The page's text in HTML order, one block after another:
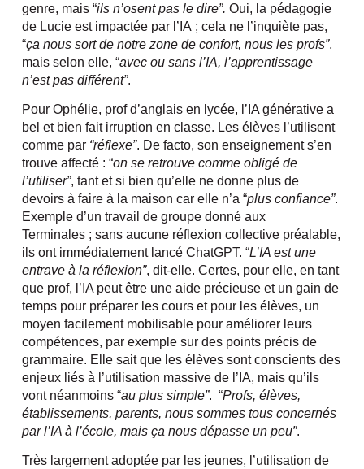
genre, mais “ils n’osent pas le dire”. Oui, la pédagogie
de Lucie est impactée par l’IA ; cela ne l’inquiète pas,
“ça nous sort de notre zone de confort, nous les profs”,
mais selon elle, “avec ou sans l’IA, l’apprentissage
n’est pas différent”.
Pour Ophélie, prof d’anglais en lycée, l’IA générative a
bel et bien fait irruption en classe. Les élèves l’utilisent
comme par“réflexe”. De facto, son enseignement s’en
trouve affecté : “on se retrouve comme obligé de
l’utiliser”, tant et si bien qu’elle ne donne plus de
devoirs à faire à la maison car elle n’a “plus confiance”.
Exemple d’un travail de groupe donné aux
Terminales ; sans aucune réflexion collective préalable,
ils ont immédiatement lancé ChatGPT. “L’IA est une
entrave à la réflexion”, dit-elle. Certes, pour elle, en tant
que prof, l’IA peut être une aide précieuse et un gain de
temps pour préparer les cours et pour les élèves, un
moyen facilement mobilisable pour améliorer leurs
compétences, par exemple sur des points précis de
grammaire. Elle sait que les élèves sont conscients des
enjeux liés à l’utilisation massive de l’IA, mais qu’ils
vont néanmoins “au plus simple”. “Profs, élèves,
établissements, parents, nous sommes tous concernés
par l’IA à l’école, mais ça nous dépasse un peu”.
Très largement adoptée par les jeunes, l’utilisation de